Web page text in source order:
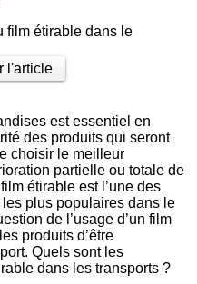
l'article
est essentiel en
des produits qui seront
choisir le meilleur
partielle ou totale de
étirable est l’une des
plus populaires dans le
de l’usage d’un film
produits d’être
Quels sont les
dans les transports ?